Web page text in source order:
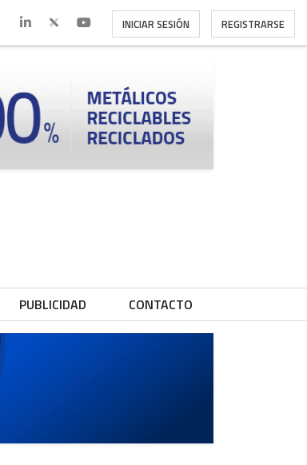
INICIAR SESIÓN REGISTRARSE
PUBLICIDAD CONTACTO